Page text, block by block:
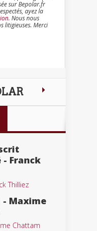
sur Bepolar.fr
ayez la
. Nous nous
litigieuses. Merci
- Franck
Thilliez
- Maxime
Chattam